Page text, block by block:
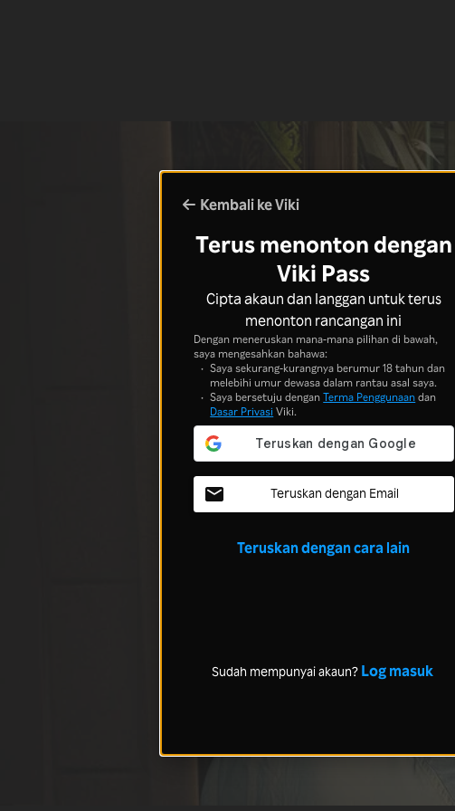
Kembali ke Viki
Terus menonton dengan
Viki Pass
Cipta akaun dan langgan untuk terus
menonton rancangan ini
Dengan meneruskan mana-mana pilihan di bawah,
saya mengesahkan bahawa:
Saya sekurang-kurangnya berumur 18 tahun dan
melebihi umur dewasa dalam rantau asal saya.
Saya bersetuju denganTerma Penggunaandan
Dasar Privasi Viki.
Teruskan dengan Email
Teruskan dengan cara lain
Sudah mempunyai akaun? Log masuk